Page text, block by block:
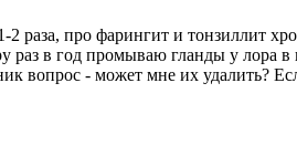
раза, про фарингит и тонзиллит
раз в год промываю гланды у лора в
вопрос - может мне их удалить?